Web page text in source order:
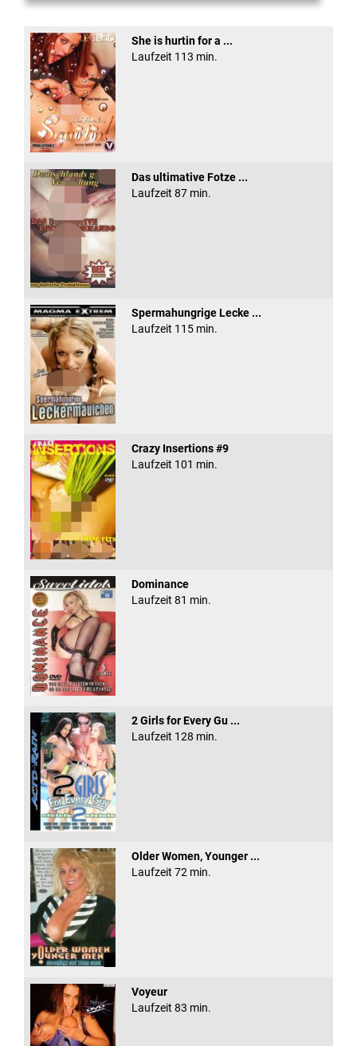
XXX Platinum Blondes #3
She is hurtin for a ...
Laufzeit 113 min.
Das ultimative Fotze ...
Laufzeit 87 min.
Spermahungrige Lecke ...
Laufzeit 115 min.
Crazy Insertions #9
Laufzeit 101 min.
Dominance
Laufzeit 81 min.
2 Girls for Every Gu ...
Laufzeit 128 min.
Older Women, Younger ...
Laufzeit 72 min.
Voyeur
Laufzeit 83 min.